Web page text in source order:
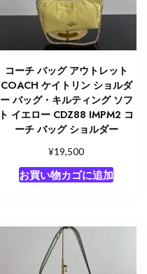
コーチ バッグ アウトレット
COACH ケイトリン ショルダ
ー バッグ・キルティング ソフ
ト イエロー CDZ88 IMPM2 コ
ーチ バッグ ショルダー
¥19,500
お買い物カゴに追加